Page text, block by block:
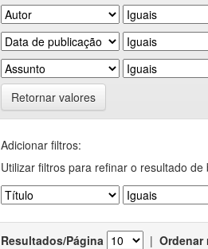
Retornar valores
Adicionar filtros:
Utilizar filtros para refinar o resultado de
Resultados/Página |